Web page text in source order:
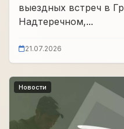
выездных встреч в
Надтеречном,...
21.07.2026
Новости